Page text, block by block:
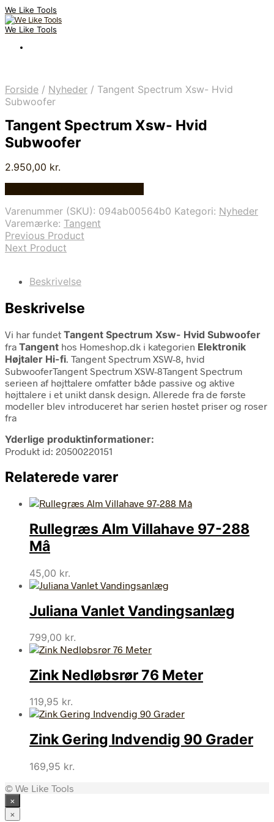
We Like Tools
We Like Tools
Forside / Nyheder / Tangent Spectrum Xsw- Hvid
Subwoofer
Tangent Spectrum Xsw- Hvid
Subwoofer
2.950,00 kr.
Varenummer (SKU): 094ab00564b0 Kategori: Nyheder
Varemærke: Tangent
Previous Product
Next Product
Beskrivelse
Beskrivelse
Vi har fundet Tangent Spectrum Xsw- Hvid Subwoofer
fra Tangent hos Homeshop.dk i kategorien Elektronik
Højtaler Hi-fi. Tangent Spectrum XSW-8, hvid
SubwooferTangent Spectrum XSW-8Tangent Spectrum
serieen af højttalere omfatter både passive og aktive
højttalere i et unikt dansk design. Allerede fra de første
modeller blev introduceret har serien høstet priser og roser
fra
Yderlige produktinformationer:
Produkt id: 20500220151
Relaterede varer
Rullegræs Alm Villahave 97-288
Mâ
45,00 kr.
Juliana Vanlet Vandingsanlæg
799,00 kr.
Zink Nedløbsrør 76 Meter
119,95 kr.
Zink Gering Indvendig 90 Grader
169,95 kr.
© We Like Tools
×
×